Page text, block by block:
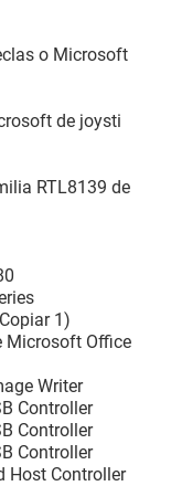
o Microsoft
de joysti
RTL8139 de
1)
Microsoft Office
Writer
Controller
Controller
Controller
Host Controller